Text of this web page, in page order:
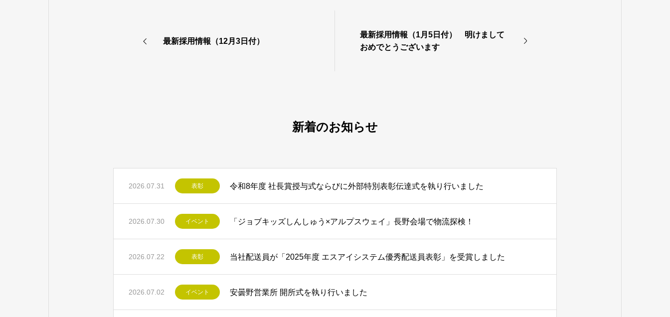
最新採用情報（12月3日付）
最新採用情報（1月5日付） 明けまして
おめでとうございます
新着のお知らせ
2026.07.31 表彰 令和8年度 社長賞授与式ならびに外部特別表彰伝達式を執り行いました
2026.07.30 イベント 「ジョブキッズしんしゅう×アルプスウェイ」長野会場で物流探検！
2026.07.22 表彰 当社配送員が「2025年度 エスアイシステム優秀配送員表彰」を受賞しました
2026.07.02 イベント 安曇野営業所 開所式を執り行いました